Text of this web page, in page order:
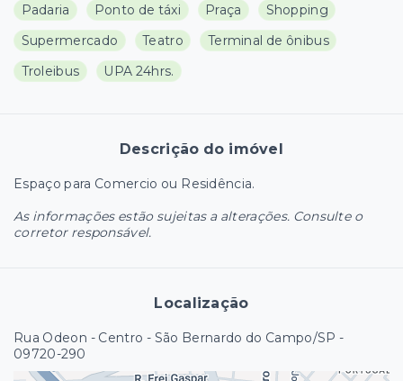
Padaria
Ponto de táxi Praça
Shopping
Supermercado
Teatro
Terminal de ônibus
Troleibus
UPA 24hrs.
Descrição do imóvel
Espaço para Comercio ou Residência.
As informações estão sujeitas a alterações. Consulte o
corretor responsável.
Localização
Rua Odeon - Centro - São Bernardo do Campo/SP -
09720-290